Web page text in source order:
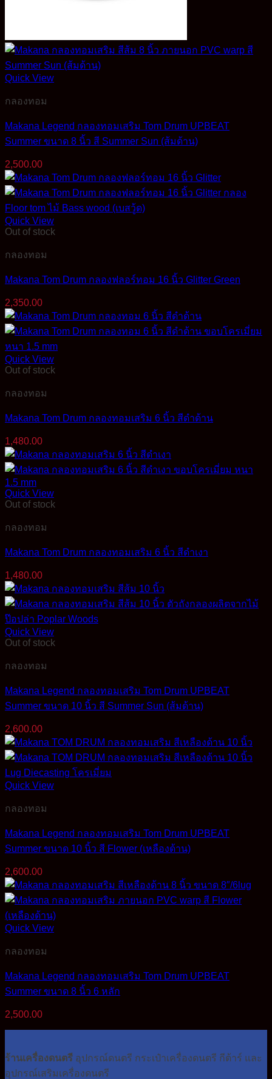
Quick View
กลองทอม
Makana Legend กลองทอมเสริม Tom Drum UPBEAT
Summer ขนาด 8 นิ้ว สี Summer Sun (ส้มด้าน)
2,500.00
Quick View
Out of stock
กลองทอม
Makana Tom Drum กลองฟลอร์ทอม 16 นิ้ว Glitter Green
2,350.00
Quick View
Out of stock
กลองทอม
Makana Tom Drum กลองทอมเสริม 6 นิ้ว สีดำด้าน
1,480.00
Quick View
Out of stock
กลองทอม
Makana Tom Drum กลองทอมเสริม 6 นิ้ว สีดำเงา
1,480.00
Quick View
Out of stock
กลองทอม
Makana Legend กลองทอมเสริม Tom Drum UPBEAT
Summer ขนาด 10 นิ้ว สี Summer Sun (ส้มด้าน)
2,600.00
Quick View
กลองทอม
Makana Legend กลองทอมเสริม Tom Drum UPBEAT
Summer ขนาด 10 นิ้ว สี Flower (เหลืองด้าน)
2,600.00
Quick View
กลองทอม
Makana Legend กลองทอมเสริม Tom Drum UPBEAT
Summer ขนาด 8 นิ้ว 6 หลัก
2,500.00
ร้านเครื่องดนตรี อุปกรณ์ดนตรี กระเป๋าเครื่องดนตรี กีต้าร์ และ
อุปกรณ์เสริมเครื่องดนตรี